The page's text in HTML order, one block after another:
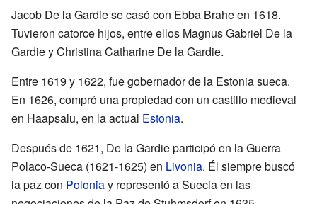
Jacob De la Gardie se casó con Ebba Brahe en 1618.
Tuvieron catorce hijos, entre ellos Magnus Gabriel De la
Gardie y Christina Catharine De la Gardie.
Entre 1619 y 1622, fue gobernador de la Estonia sueca.
En 1626, compró una propiedad con un castillo medieval
en Haapsalu, en la actual Estonia.
Después de 1621, De la Gardie participó en la Guerra
Polaco-Sueca (1621-1625) en Livonia. Él siempre buscó
la paz con Poloniay representó a Suecia en las